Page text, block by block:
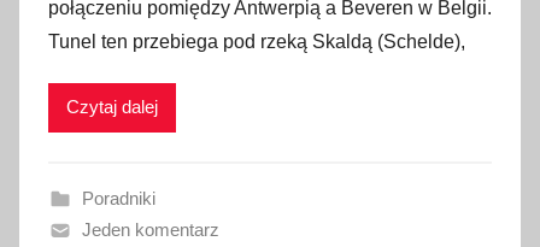
b
i
a
n
połączeniu pomiędzy Antwerpią a Beveren w Belgii.
Tunel ten przebiega pod rzeką Skaldą (Schelde),
Czytaj dalej
Poradniki
Jeden komentarz